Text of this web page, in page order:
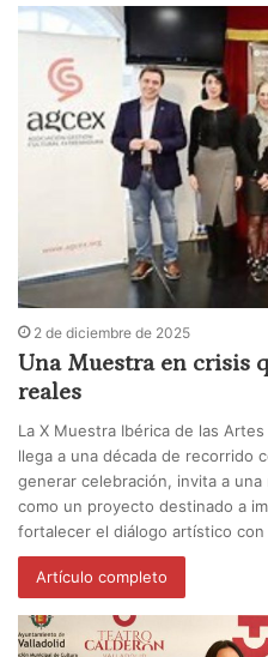
2 de diciembre de 2025
Una Muestra en crisis
reales
La X Muestra Ibérica de las
llega a una década de recorrido
generar celebración, invita a
como un proyecto destinado a
fortalecer el diálogo artístico
Artículo completo